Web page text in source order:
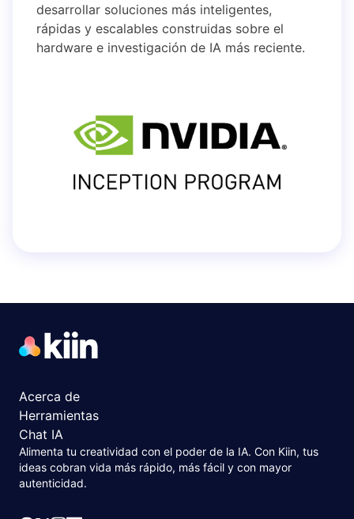
desarrollar soluciones más inteligentes,
rápidas y escalables construidas sobre el
hardware e investigación de IA más reciente.
Acerca de
Herramientas
Chat IA
Alimenta tu creatividad con el poder de la IA. Con Kiin, tus
ideas cobran vida más rápido, más fácil y con mayor
autenticidad.